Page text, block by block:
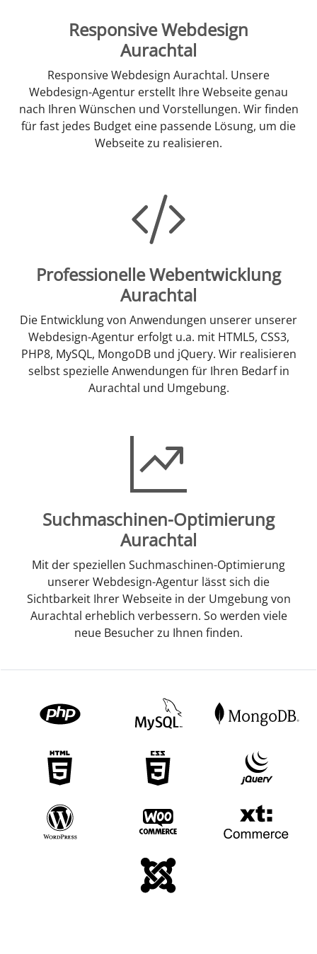
Responsive Webdesign
Aurachtal
Responsive Webdesign Aurachtal. Unsere
Webdesign-Agentur erstellt Ihre Webseite genau
nach Ihren Wünschen und Vorstellungen. Wir finden
für fast jedes Budget eine passende Lösung, um die
Webseite zu realisieren.
Professionelle Webentwicklung
Aurachtal
Die Entwicklung von Anwendungen unserer unserer
Webdesign-Agentur erfolgt u.a. mit HTML5, CSS3,
PHP8, MySQL, MongoDB und jQuery. Wir realisieren
selbst spezielle Anwendungen für Ihren Bedarf in
Aurachtal und Umgebung.
Suchmaschinen-Optimierung
Aurachtal
Mit der speziellen Suchmaschinen-Optimierung
unserer Webdesign-Agentur lässt sich die
Sichtbarkeit Ihrer Webseite in der Umgebung von
Aurachtal erheblich verbessern. So werden viele
neue Besucher zu Ihnen finden.